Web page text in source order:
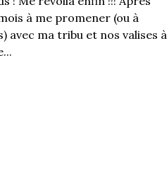
à me promener (ou à
avec ma tribu et nos valises à